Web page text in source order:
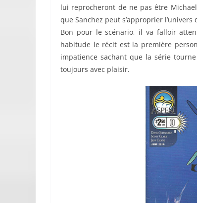
lui reprocheront de ne pas être
que Sanchez peut s’approprier l’univers
Bon pour le scénario, il va falloir
habitude le récit est la première
impatience sachant que la série
toujours avec plaisir.